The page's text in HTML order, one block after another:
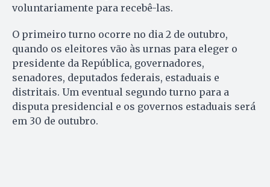
voluntariamente para recebê-las.
O primeiro turno ocorre no dia 2 de outubro,
quando os eleitores vão às urnas para eleger o
presidente da República, governadores,
senadores, deputados federais, estaduais e
distritais. Um eventual segundo turno para a
disputa presidencial e os governos estaduais será
em 30 de outubro.